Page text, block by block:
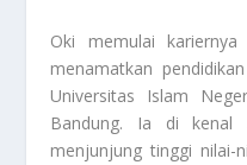
Oki memulai
menamatkan
Universitas Islam
Bandung. Ia di kenal
menjunjung tinggi nilai-